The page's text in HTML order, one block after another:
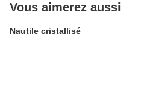
Vous aimerez aussi
Nautile cristallisé